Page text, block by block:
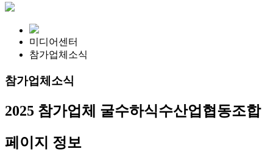
미디어센터
참가업체소식
참가업체소식
2025 참가업체
굴수하식수산업협동조합
페이지 정보